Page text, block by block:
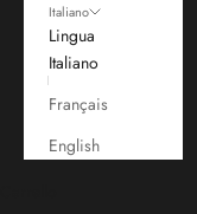
Italiano
Lingua
Italiano
Français
English